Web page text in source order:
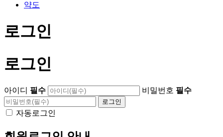
약도
로그인
로그인
아이디 필수 비밀번호 필수
자동로그인